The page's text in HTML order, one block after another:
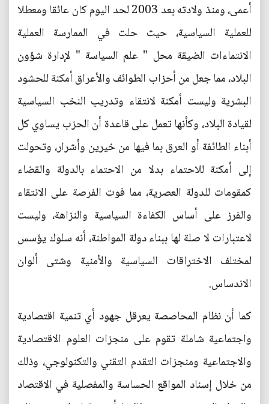
أعمى، ومنذ ولادته بعد 2003 لحد اليوم كان عائقا ومعطلا
للعملية السياسية، حيث حلت في الممارسة العملية
الانتماءات الضيقة محل " علم السياسة " لإدارة شؤون
البلاد، مما جعل من أحزاب الطوائف والأعراق أمكنة للحشود
البشرية وليست أمكنة لانتقاء وتدريب النخب السياسية
لقيادة البلاد، وكأنها تعمل على قاعدة أن الحزب يساوي كل
أبناء الطائفة أو العرق بما فيها من خيرين وأشرار، وتحولت
إلى أمكنة للاحتماء بدلا من الاحتماء بالدولة والقضاء
كمقومات للدولة العصرية، مما فوت الفرصة على الانتقاء
والفرز على أساس الكفاءة السياسية والنزاهة، وليست
لاعتبارات لا صلة لها ببناء دولة المواطنة، أنه سلوك يؤسس
لمختلف الاختراقات السياسية والأمنية وشتى ألوان
الاندساس.
كما أن نظام المحاصصة يعرقل جهود أي تنمية اقتصادية
واجتماعية شاملة تقوم على منجزات العلوم الاقتصادية
والاجتماعية ومنجزات التقدم التقني والتكنولوجي، وذلك
من خلال إسناد المواقع الحساسة والمفصلية في الاقتصاد